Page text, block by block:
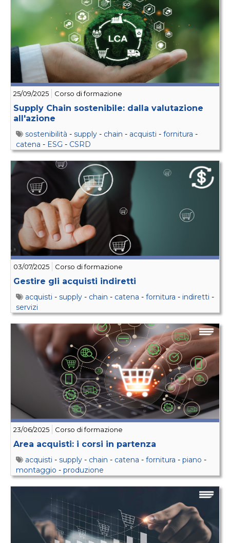
25/09/2025 Corso di formazione
Supply Chain sostenibile: dalla valutazione
all'azione
sostenibilità - supply - chain - acquisti - fornitura -
catena - ESG - CSRD
03/07/2025 Corso di formazione
Gestire gli acquisti indiretti
acquisti - supply - chain - catena - fornitura - indiretti -
servizi
23/06/2025 Corso di formazione
Area acquisti: i corsi in partenza
acquisti - supply - chain - catena - fornitura - piano -
montaggio - produzione